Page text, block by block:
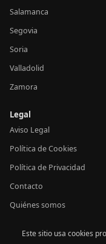
Salamanca
Segovia
Soria
Valladolid
Zamora
Legal
Aviso Legal
Política de Cookies
Política de Privacidad
Contacto
Quiénes somos
©
Este sitio usa cookies